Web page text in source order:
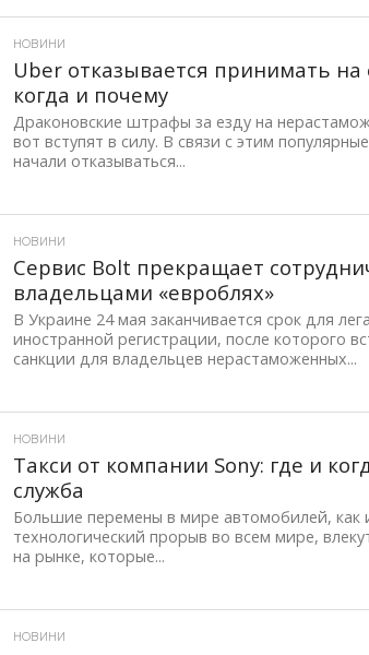
НОВИНИ
Uber отказывается принимать на
когда и почему
Драконовские штрафы за езду на
вот вступят в силу. В связи с этим
начали отказываться...
НОВИНИ
Сервис Bolt прекращает
владельцами «евроблях»
В Украине 24 мая заканчивается срок для
иностранной регистрации, после которого
санкции для владельцев нерастаможенных...
НОВИНИ
Такси от компании Sony: где и
служба
Большие перемены в мире автомобилей, как
технологический прорыв во всем мире,
на рынке, которые...
НОВИНИ